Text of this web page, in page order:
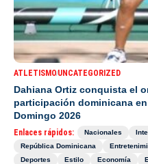
ATLETISMOUNCATEGORIZED
Dahiana Ortiz conquista el
participación dominicana
Domingo 2026
Enlaces rápidos: Nacionales
República Dominicana
Deportes
Estilo Economía